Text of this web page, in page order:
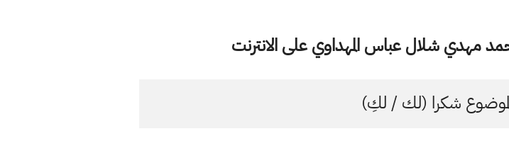
مهدي شلال عباس المهداوي على الانترنت
شكرا (لك / لكِ)